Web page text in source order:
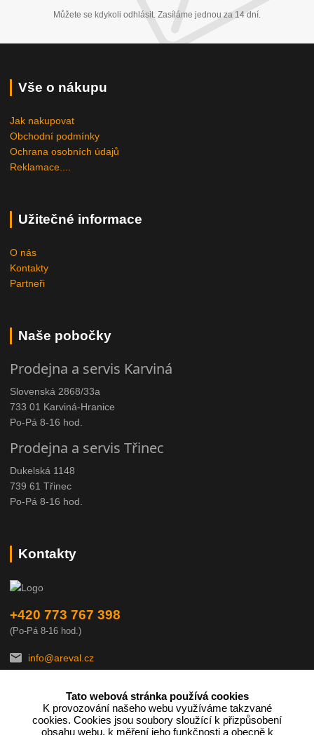
Můžete se kdykoli odhlásit. Zasíláme jednou za 14 dní.
Vše o nákupu
Jak nakupovat
Obchodní podmínky
Ochrana osobních údajů
Reklamace....
Užitečné informace
O nás
Kontakty
Partneři
Naše pobočky
Prodejna a servis Karviná
Slovenská 2868/33a
733 01 Karviná-Hranice
Po-Pá 8-16 hod.
Prodejna a servis Třinec
Dukelská 1148
739 61 Třinec
Po-Pá 8-16 hod.
Kontakty
+420 773 767 398
(Po-Pá 8-16 hod.)
info@areval.cz
Tato webová stránka používá cookies
K provozování našeho webu využíváme takzvané
cookies. Cookies jsou soubory sloužící k přizpůsobení
obsahu webu, k měření jeho funkčnosti a obecně k